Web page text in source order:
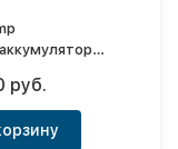
EPDM и
руб.